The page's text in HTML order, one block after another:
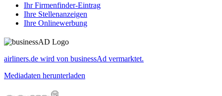
Ihr Firmenfinder-Eintrag
Ihre Stellenanzeigen
Ihre Onlinewerbung
airliners.de wird von businessAd vermarktet.
Mediadaten herunterladen